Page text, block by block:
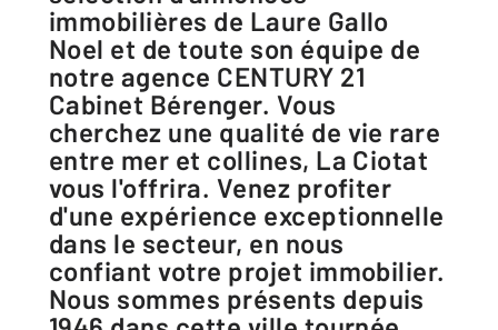
immobilières de Laure Gallo
Noel et de toute son équipe de
notre agence CENTURY 21
Cabinet Bérenger. Vous
cherchez une qualité de vie rare
entre mer et collines, La Ciotat
vous l'offrira. Venez profiter
d'une expérience exceptionnelle
dans le secteur, en nous
confiant votre projet immobilier.
Nous sommes présents depuis